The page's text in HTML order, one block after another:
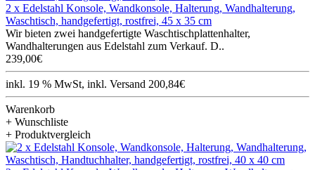
2 x Edelstahl Konsole, Wandkonsole, Halterung, Wandhalterung,
Waschtisch, handgefertigt, rostfrei, 45 x 35 cm
Wir bieten zwei handgefertigte Waschtischplattenhalter,
Wandhalterungen aus Edelstahl zum Verkauf. D..
239,00€
inkl. 19 % MwSt, inkl. Versand 200,84€
Warenkorb
+ Wunschliste
+ Produktvergleich